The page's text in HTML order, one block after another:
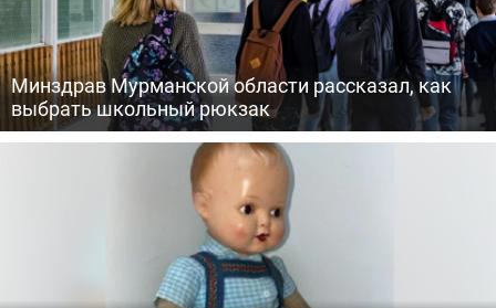
Минздрав Мурманской области рассказал, как
выбрать школьный рюкзак